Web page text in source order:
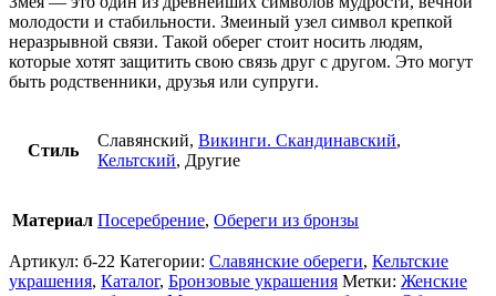
молодости и стабильности. Змеиный узел символ крепкой
неразрывной связи. Такой оберег стоит носить людям,
которые хотят защитить свою связь друг с другом. Это могут
быть родственники, друзья или супруги.
Стиль
Славянский, Викинги. Скандинавский,
Кельтский, Другие
Материал Посеребрение, Обереги из бронзы
Артикул: б-22 Категории: Славянские обереги, Кельтские
украшения, Каталог, Бронзовые украшения Метки: Женские